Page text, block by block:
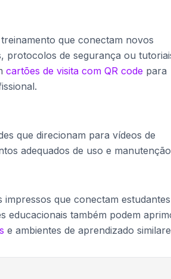
que conectam novos
protocolos de segurança ou
cartões de visita com QR code para
que direcionam para vídeos de
adequados de uso e
que conectam
educacionais também podem
e ambientes de aprendizado